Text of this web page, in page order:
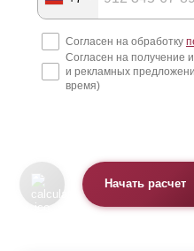
Согласен на обработку
Согласен на получение
и рекламных
время)
Начать расчет